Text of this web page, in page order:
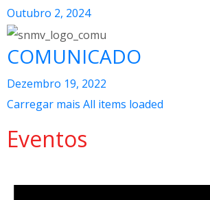
Outubro 2, 2024
COMUNICADO
Dezembro 19, 2022
Carregar mais All items loaded
Eventos